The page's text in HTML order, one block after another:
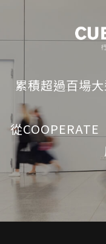
累積超過百場
從COOPERATE